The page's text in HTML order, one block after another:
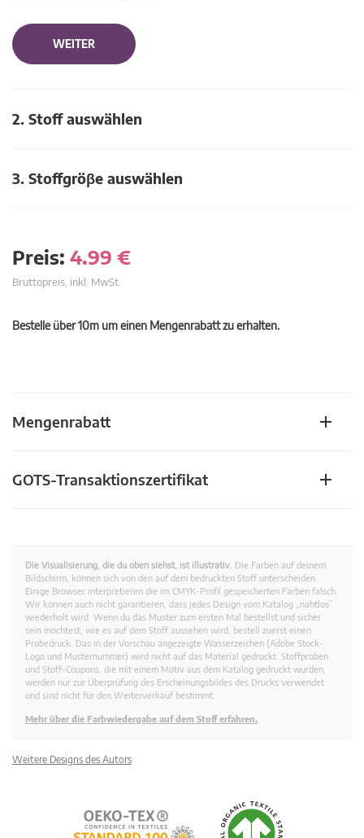
WEITER
2. Stoff auswählen
3. Stoffgröβe auswählen
Preis: 4.99 €
Bruttopreis, inkl. MwSt.
Bestelle über 10m um einen Mengenrabatt zu erhalten.
Mengenrabatt
GOTS-Transaktionszertifikat
Die Visualisierung, die du oben siehst, ist illustrativ. Die Farben auf deinem
Bildschirm, können sich von den auf dem bedruckten Stoff unterscheiden.
Einige Browser interpretieren die im CMYK-Profil gespeicherten Farben falsch.
Wir können auch nicht garantieren, dass jedes Design vom Katalog „nahtlos”
wiederholt wird. Wenn du das Muster zum ersten Mal bestellst und sicher
sein möchtest, wie es auf dem Stoff aussehen wird, bestell zuerst einen
Probedruck. Das in der Vorschau angezeigte Wasserzeichen (Adobe Stock-
Logo und Musternummer) wird nicht auf das Material gedruckt. Stoffproben
und Stoff-Coupons, die mit einem Motiv aus dem Katalog gedruckt wurden,
werden nur zur Überprüfung des Erscheinungsbildes des Drucks verwendet
und sind nicht für den Weiterverkauf bestimmt.
Mehr über die Farbwiedergabe auf dem Stoff erfahren.
Weitere Designs des Autors